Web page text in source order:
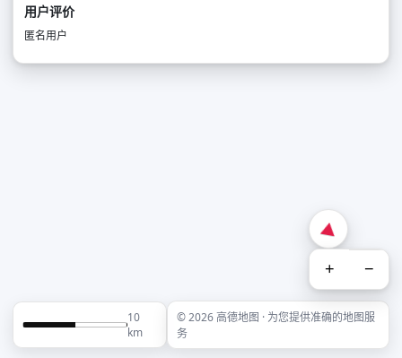
用户评价
匿名用户
+ −
10
km
© 2026 高德地图 · 为您提供准确的地图服
务